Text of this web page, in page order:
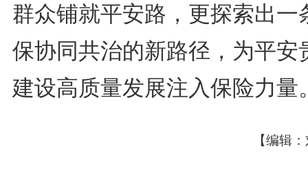
群众铺就平安路，更探索出一
保协同共治的新路径，为平安
建设高质量发展注入保险力量
【编辑